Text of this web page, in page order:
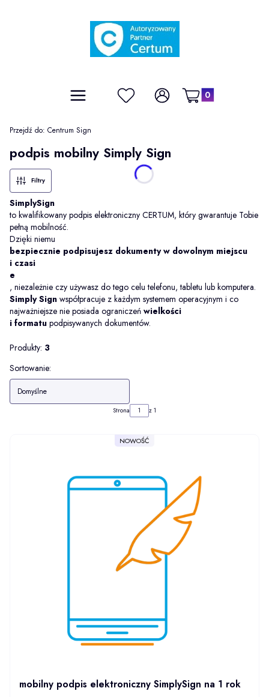
Menu Ulubione Zaloguj się
Produkty w koszyku:
Koszyk
Przejdź do: Centrum Sign
podpis mobilny Simply Sign
Filtry
SimplySign
to kwalifikowany podpis elektroniczny CERTUM, który gwarantuje Tobie
pełną mobilność.
Dzięki niemu
bezpiecznie podpisujesz dokumenty w dowolnym miejscu
i czasi
e
, niezależnie czy używasz do tego celu telefonu, tabletu lub komputera.
Simply Sign współpracuje z każdym systemem operacyjnym i co
najważniejsze nie posiada ograniczeń wielkości
i formatu podpisywanych dokumentów.
Produkty: 3
Lista produktów
Sortowanie:
Domyślne
Strona z 1
NOWOŚĆ
mobilny podpis elektroniczny SimplySign na 1 rok